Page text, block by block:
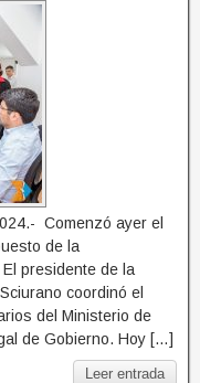
Comenzó ayer el
de la
presidente de la
coordinó el
del Ministerio de
de Gobierno. Hoy […]
Leer entrada